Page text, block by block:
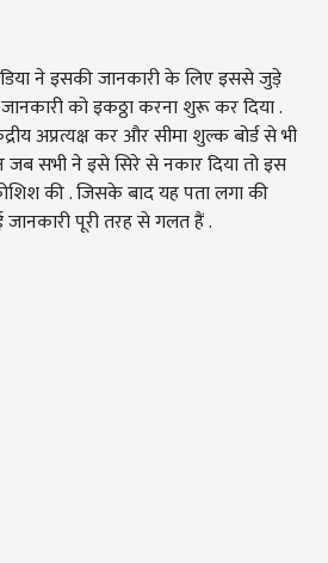
ने इसकी जानकारी के लिए इससे जुड़े
को इकठ्ठा करना शुरू कर दिया .
अप्रत्यक्ष कर और सीमा शुल्क बोर्ड से भी
जब सभी ने इसे सिरे से नकार दिया तो इस
की . जिसके बाद यह पता लगा की
पूरी तरह से गलत हैं .